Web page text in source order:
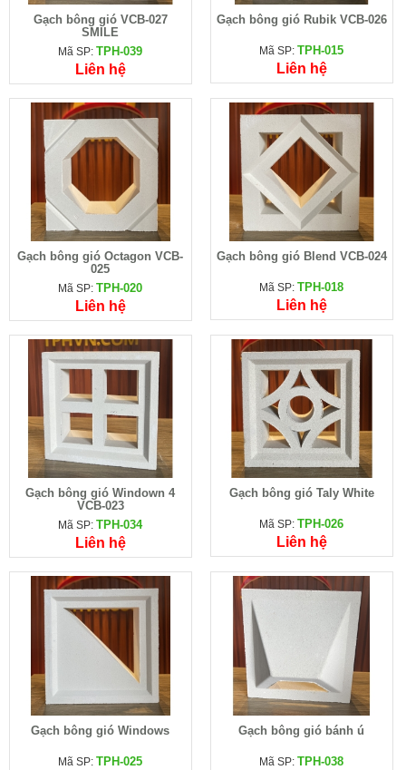
Gạch bông gió VCB-027
SMILE
Mã SP:TPH-039
Liên hệ
Gạch bông gió Rubik VCB-026
Mã SP:TPH-015
Liên hệ
Gạch bông gió Octagon VCB-
025
Mã SP:TPH-020
Liên hệ
Gạch bông gió Blend VCB-024
Mã SP:TPH-018
Liên hệ
Gạch bông gió Windown 4
VCB-023
Mã SP:TPH-034
Liên hệ
Gạch bông gió Taly White
Mã SP:TPH-026
Liên hệ
Gạch bông gió Windows
Mã SP:TPH-025
Gạch bông gió bánh ú
Mã SP:TPH-038